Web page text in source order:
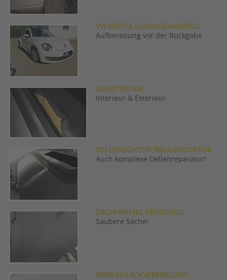
VW BEETLE LEASINGFAHRZEUG
Aufbereitung vor der Rückgabe
SMARTREPAIR
Interieur & Exterieur
DELLENDOKTOR /BEULENDOKTOR
Auch komplexe Dellenreparatur!
DACHHIMMEL REINIGUNG
Saubere Sache!
BMW X5 LACKVEREDELUNG